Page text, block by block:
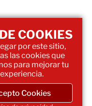
COOKIES
por este sitio,
las cookies que
para mejorar tu
experiencia.
Cookies